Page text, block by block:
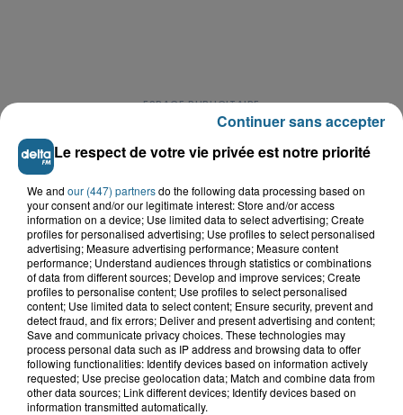
LE TOP DE L'ACTU
Le respect de votre vie privée est notre priorité
We and our (447) partnersdo the following data processing based on
your consent and/or our legitimate interest: Store and/or access
information on a device; Use limited data to select advertising; Create
profiles for personalised advertising; Use profiles to select personalised
advertising; Measure advertising performance; Measure content
performance; Understand audiences through statistics or combinations
of data from different sources; Develop and improve services; Create
profiles to personalise content; Use profiles to select personalised
content; Use limited data to select content; Ensure security, prevent and
detect fraud, and fix errors; Deliver and present advertising and content;
Save and communicate privacy choices. These technologies may
process personal data such as IP address and browsing data to offer
following functionalities: Identify devices based on information actively
requested; Use precise geolocation data; Match and combine data from
other data sources; Link different devices; Identify devices based on
information transmitted automatically.
Continuer sans accepter